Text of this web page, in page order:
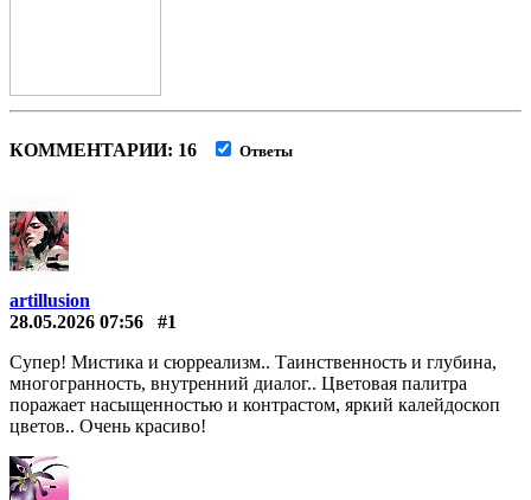
КОММЕНТАРИИ: 16 Ответы
artillusion
28.05.2026 07:56
#1
Супер! Мистика и сюрреализм.. Таинственность и глубина,
многогранность, внутренний диалог.. Цветовая палитра
поражает насыщенностью и контрастом, яркий калейдоскоп
цветов.. Очень красиво!